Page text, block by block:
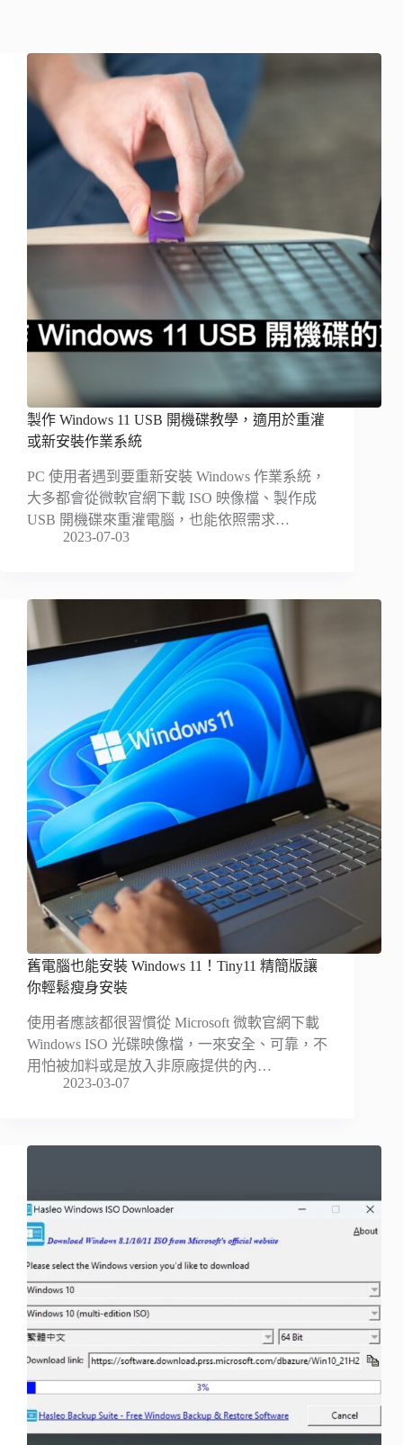
製作 Windows 11 USB 開機碟教學，適用於重灌
或新安裝作業系統
PC 使用者遇到要重新安裝 Windows 作業系統，
大多都會從微軟官網下載 ISO 映像檔、製作成
USB 開機碟來重灌電腦，也能依照需求…
2023-07-03
舊電腦也能安裝 Windows 11！Tiny11 精簡版讓
你輕鬆瘦身安裝
使用者應該都很習慣從 Microsoft 微軟官網下載
Windows ISO 光碟映像檔，一來安全、可靠，不
用怕被加料或是放入非原廠提供的內…
2023-03-07